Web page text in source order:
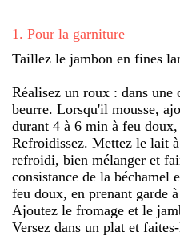
1 . Pour la garniture
Taillez le jambon en fines
Réalisez un roux : dans une
beurre. Lorsqu'il mousse,
durant 4 à 6 min à feu
Refroidissez. Mettez le lait
refroidi, bien mélanger et
consistance de la béchamel
feu doux, en prenant garde
Ajoutez le fromage et le
Versez dans un plat et